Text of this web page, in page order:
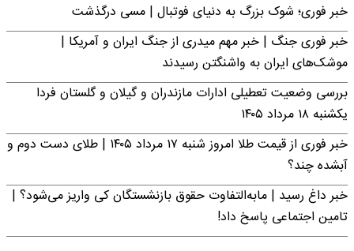
خبر فوری؛‌ شوک بزرگ به دنیای فوتبال | مسی درگذشت
خبر فوری جنگ | خبر مهم میدری از جنگ ایران و آمریکا |
موشک‌های ایران به واشنگتن رسیدند
بررسی وضعیت تعطیلی ادارات مازندران و گیلان و گلستان فردا
یکشنبه ۱۸ مرداد ۱۴۰۵
خبر فوری از قیمت طلا امروز شنبه ۱۷ مرداد ۱۴۰۵ | طلای دست دوم و
آبشده چند؟
خبر داغ رسید | مابه‌التفاوت حقوق بازنشستگان کی واریز می‌شود؟ |
تامین اجتماعی پاسخ داد!